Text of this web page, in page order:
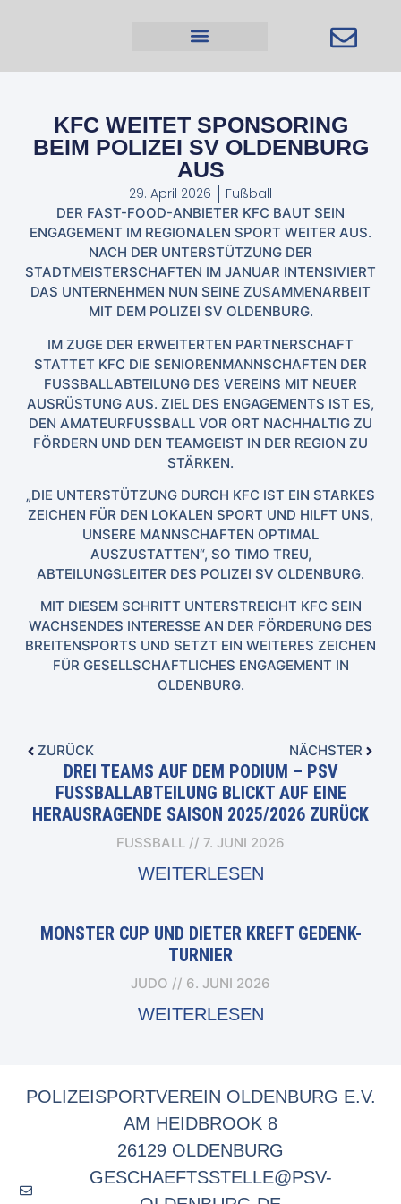
KFC WEITET SPONSORING
BEIM POLIZEI SV OLDENBURG
AUS
29. April 2026 Fußball
DER FAST-FOOD-ANBIETER KFC BAUT SEIN
ENGAGEMENT IM REGIONALEN SPORT WEITER AUS.
NACH DER UNTERSTÜTZUNG DER
STADTMEISTERSCHAFTEN IM JANUAR INTENSIVIERT
DAS UNTERNEHMEN NUN SEINE ZUSAMMENARBEIT
MIT DEM POLIZEI SV OLDENBURG.
IM ZUGE DER ERWEITERTEN PARTNERSCHAFT
STATTET KFC DIE SENIORENMANNSCHAFTEN DER
FUSSBALLABTEILUNG DES VEREINS MIT NEUER A
USRÜSTUNG AUS. ZIEL DES ENGAGEMENTS IST ES, D
EN AMATEURFUSSBALL VOR ORT NACHHALTIG ZU FÖ
RDERN UND DEN TEAMGEIST IN DER REGION ZU ST
ÄRKEN.
„DIE UNTERSTÜTZUNG DURCH KFC IST EIN STARKES
ZEICHEN FÜR DEN LOKALEN SPORT UND HILFT UNS,
UNSERE MANNSCHAFTEN OPTIMAL
AUSZUSTATTEN“, SO TIMO TREU,
ABTEILUNGSLEITER DES POLIZEI SV OLDENBURG.
MIT DIESEM SCHRITT UNTERSTREICHT KFC SEIN
WACHSENDES INTERESSE AN DER FÖRDERUNG DES
BREITENSPORTS UND SETZT EIN WEITERES ZEICHEN
FÜR GESELLSCHAFTLICHES ENGAGEMENT IN
OLDENBURG.
ZURÜCK NÄCHSTER
DREI TEAMS AUF DEM PODIUM – PSV
FUSSBALLABTEILUNG BLICKT AUF EINE H
ERAUSRAGENDE SAISON 2025/2026 ZURÜCK
FUSSBALL 7. JUNI 2026
WEITERLESEN
MONSTER CUP UND DIETER KREFT GEDENK-
TURNIER
JUDO 6. JUNI 2026
WEITERLESEN
POLIZEISPORTVEREIN OLDENBURG E.V.
AM HEIDBROOK 8
26129 OLDENBURG
GESCHAEFTSSTELLE@PSV-